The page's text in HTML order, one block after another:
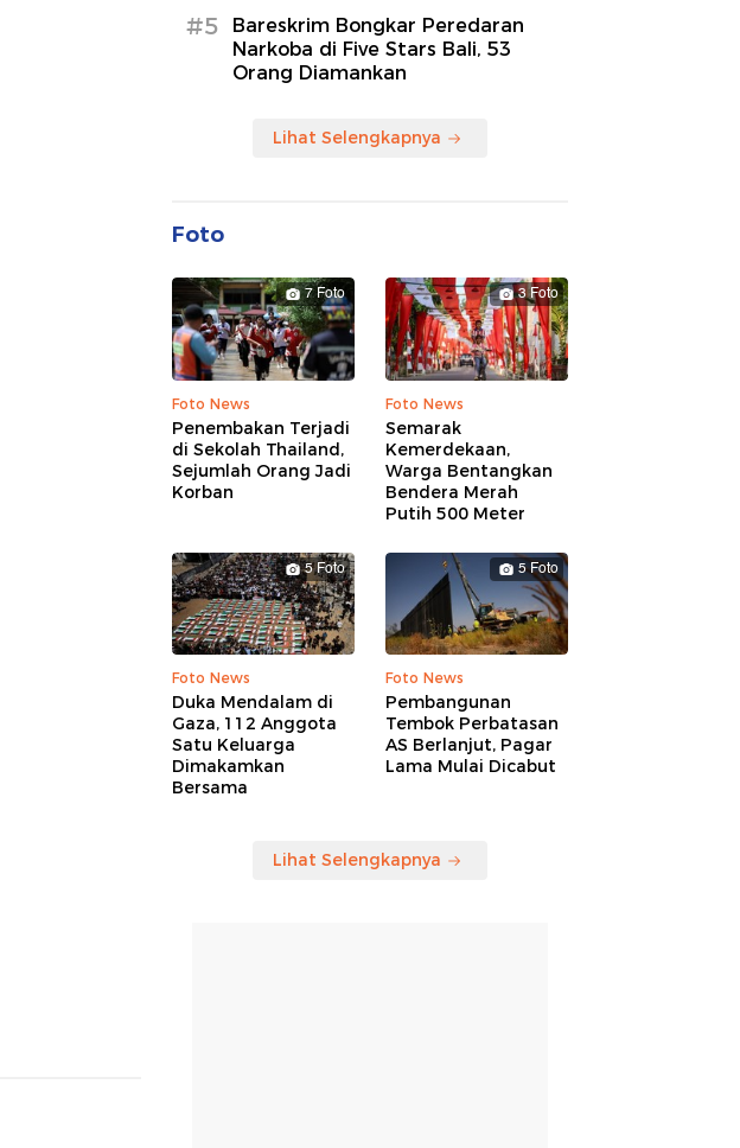
#5
Bareskrim Bongkar Peredaran
Narkoba di Five Stars Bali, 53
Orang Diamankan
Lihat Selengkapnya
Foto
7 Foto
Foto News
Penembakan Terjadi
di Sekolah Thailand,
Sejumlah Orang Jadi
Korban
3 Foto
Foto News
Semarak
Kemerdekaan,
Warga Bentangkan
Bendera Merah
Putih 500 Meter
5 Foto
Foto News
Duka Mendalam di
Gaza, 112 Anggota
Satu Keluarga
Dimakamkan
Bersama
5 Foto
Foto News
Pembangunan
Tembok Perbatasan
AS Berlanjut, Pagar
Lama Mulai Dicabut
Lihat Selengkapnya